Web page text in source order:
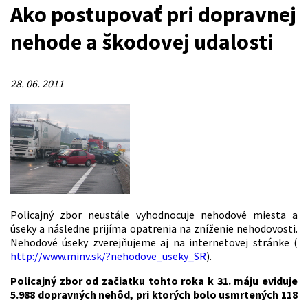
Ako postupovať pri dopravnej
nehode a škodovej udalosti
28. 06. 2011
Policajný zbor neustále vyhodnocuje nehodové miesta a
úseky a následne prijíma opatrenia na zníženie nehodovosti.
Nehodové úseky zverejňujeme aj na internetovej stránke (
http://www.minv.sk/?nehodove_useky_SR).
Policajný zbor od začiatku tohto roka k 31. máju eviduje
5.988 dopravných nehôd, pri ktorých bolo usmrtených 118